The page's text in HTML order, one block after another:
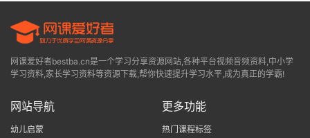
网课爱好者bestba.cn是一个学习分享资源网站,各种平台视频音频资料,中小学
学习资料,家长学习资料等资源下载,帮你快速提升学习水平,成为真正的学霸!
网站导航
幼儿启蒙
更多功能
热门课程标签